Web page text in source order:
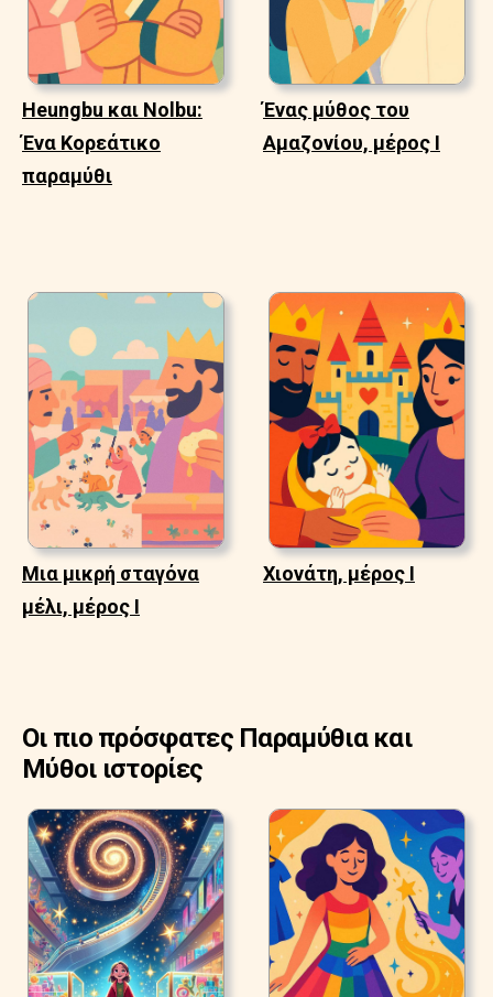
Heungbu και Nolbu:
Ένα Κορεάτικο
παραμύθι
Ένας μύθος του
Αμαζονίου, μέρος Ι
Μια μικρή σταγόνα
μέλι, μέρος Ι
Χιονάτη, μέρος Ι
Οι πιο πρόσφατες Παραμύθια και
Μύθοι ιστορίες